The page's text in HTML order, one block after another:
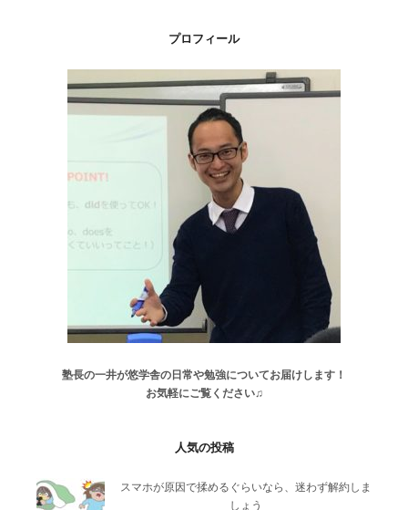
プロフィール
塾長の一井が悠学舎の日常や勉強についてお届けします！
お気軽にご覧ください♫
人気の投稿
スマホが原因で揉めるぐらいなら、迷わず解約しま
しょう